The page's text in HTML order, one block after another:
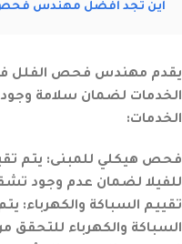
أين تجد أفضل مهندس فحص
يقدم مهندس فحص الفلل
الخدمات لضمان سلامة
الخدمات:
فحص هيكلي للمبنى: يتم
للفيلا لضمان عدم وجود
تقييم السباكة والكهرباء:
السباكة والكهرباء للتحقق